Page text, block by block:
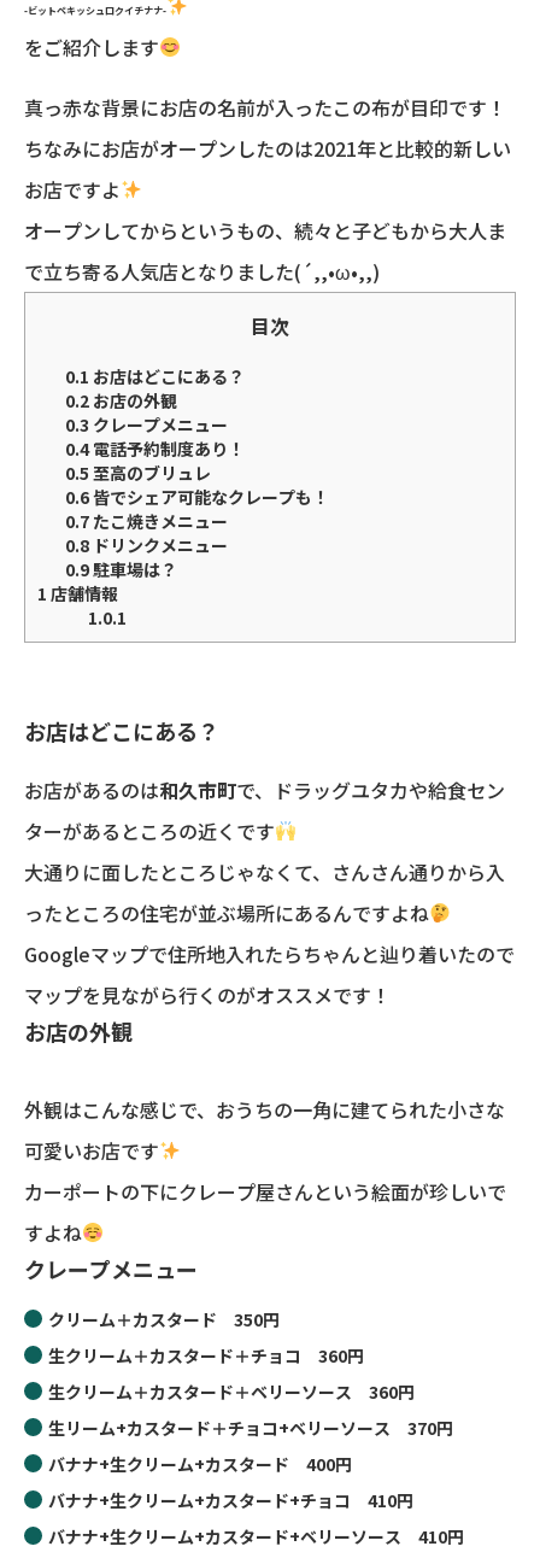
-ビットペキッシュロクイチナナ-
をご紹介します
真っ赤な背景にお店の名前が入ったこの布が目印です！
ちなみにお店がオープンしたのは2021年と比較的新しい
お店ですよ
オープンしてからというもの、続々と子どもから大人ま
で立ち寄る人気店となりました(´,,•ω•,,)
目次
0.1 お店はどこにある？
0.2お店の外観
0.3 クレープメニュー
0.4電話予約制度あり！
0.5 至高のブリュレ
0.6皆でシェア可能なクレープも！
0.7たこ焼きメニュー
0.8ドリンクメニュー
0.9駐車場は？
1 店舗情報
1.0.1
お店はどこにある？
お店があるのは和久市町で、ドラッグユタカや給食セン
ターがあるところの近くです
大通りに面したところじゃなくて、さんさん通りから入
ったところの住宅が並ぶ場所にあるんですよね
Googleマップで住所地入れたらちゃんと辿り着いたので
マップを見ながら行くのがオススメです！
お店の外観
外観はこんな感じで、おうちの一角に建てられた小さな
可愛いお店です
カーポートの下にクレープ屋さんという絵面が珍しいで
すよね
クレープメニュー
クリーム＋カスタード 350円
生クリーム＋カスタード＋チョコ 360円
生クリーム＋カスタード＋ベリーソース 360円
生リーム+カスタード＋チョコ+ベリーソース 370円
バナナ+生クリーム+カスタード 400円
バナナ+生クリーム+カスタード+チョコ 410円
バナナ+生クリーム+カスタード+ベリーソース 410円